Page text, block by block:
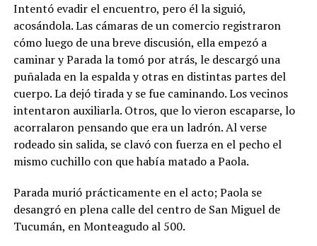
Intentó evadir el encuentro, pero él la siguió,
acosándola. Las cámaras de un comercio registraron
cómo luego de una breve discusión, ella empezó a
caminar y Parada la tomó por atrás, le descargó una
puñalada en la espalda y otras en distintas partes del
cuerpo. La dejó tirada y se fue caminando. Los vecinos
intentaron auxiliarla. Otros, que lo vieron escaparse, lo
acorralaron pensando que era un ladrón. Al verse
rodeado sin salida, se clavó con fuerza en el pecho el
mismo cuchillo con que había matado a Paola.
Parada murió prácticamente en el acto; Paola se
desangró en plena calle del centro de San Miguel de
Tucumán, en Monteagudo al 500.